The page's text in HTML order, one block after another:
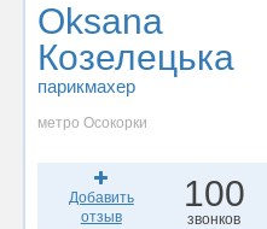
Oksana
Козелецька
парикмахер
метро Осокорки
Добавить
отзыв
100
звонков